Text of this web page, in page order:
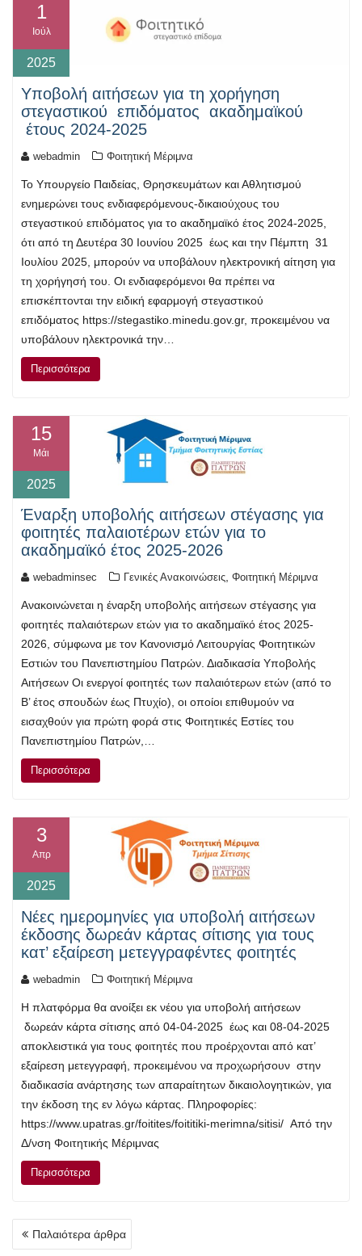
1
Ιούλ
2025
Yποβολή αιτήσεων για τη χορήγηση
στεγαστικού επιδόματος ακαδημαϊκού
έτους 2024-2025
webadmin Φοιτητική Μέριμνα
Το Υπουργείο Παιδείας, Θρησκευμάτων και Αθλητισμού
ενημερώνει τους ενδιαφερόμενους-δικαιούχους του
στεγαστικού επιδόματος για το ακαδημαϊκό έτος 2024-2025,
ότι από τη Δευτέρα 30 Ιουνίου 2025 έως και την Πέμπτη 31
Ιουλίου 2025, μπορούν να υποβάλουν ηλεκτρονική αίτηση για
τη χορήγησή του. Οι ενδιαφερόμενοι θα πρέπει να
επισκέπτονται την ειδική εφαρμογή στεγαστικού
επιδόματος https://stegastiko.minedu.gov.gr, προκειμένου να
υποβάλουν ηλεκτρονικά την…
Περισσότερα
15
Μάι
2025
Έναρξη υποβολής αιτήσεων στέγασης για
φοιτητές παλαιοτέρων ετών για το
ακαδημαϊκό έτος 2025-2026
webadminsec Γενικές Ανακοινώσεις, Φοιτητική Μέριμνα
Ανακοινώνεται η έναρξη υποβολής αιτήσεων στέγασης για
φοιτητές παλαιότερων ετών για το ακαδημαϊκό έτος 2025-
2026, σύμφωνα με τον Κανονισμό Λειτουργίας Φοιτητικών
Εστιών του Πανεπιστημίου Πατρών. Διαδικασία Υποβολής
Αιτήσεων Οι ενεργοί φοιτητές των παλαιότερων ετών (από το
Β’ έτος σπουδών έως Πτυχίο), οι οποίοι επιθυμούν να
εισαχθούν για πρώτη φορά στις Φοιτητικές Εστίες του
Πανεπιστημίου Πατρών,…
Περισσότερα
3
Απρ
2025
Νέες ημερομηνίες για υποβολή αιτήσεων
έκδοσης δωρεάν κάρτας σίτισης για τους
κατ’ εξαίρεση μετεγγραφέντες φοιτητές
webadmin Φοιτητική Μέριμνα
Η πλατφόρμα θα ανοίξει εκ νέου για υποβολή αιτήσεων
δωρεάν κάρτα σίτισης από 04-04-2025 έως και 08-04-2025
αποκλειστικά για τους φοιτητές που προέρχονται από κατ’
εξαίρεση μετεγγραφή, προκειμένου να προχωρήσουν στην
διαδικασία ανάρτησης των απαραίτητων δικαιολογητικών, για
την έκδοση της εν λόγω κάρτας. Πληροφορίες:
https://www.upatras.gr/foitites/foititiki-merimna/sitisi/ Από την
Δ/νση Φοιτητικής Μέριμνας
Περισσότερα
Πλοήγηση
άρθρων
Παλαιότερα άρθρα